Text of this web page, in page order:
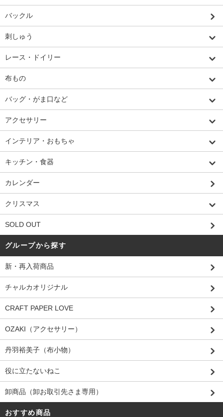
バックル
刺しゅう
レース・ドイリー
布もの
バッグ・がま口など
アクセサリー
インテリア・おもちゃ
キッチン・食器
カレンダー
クリスマス
SOLD OUT
グループから探す
新・再入荷商品
チャルカオリジナル
CRAFT PAPER LOVE
OZAKI（アクセサリー）
丹羽裕美子（布小物）
役に立たないねこ
卸商品（卸お取引先さま専用）
おすすめ商品